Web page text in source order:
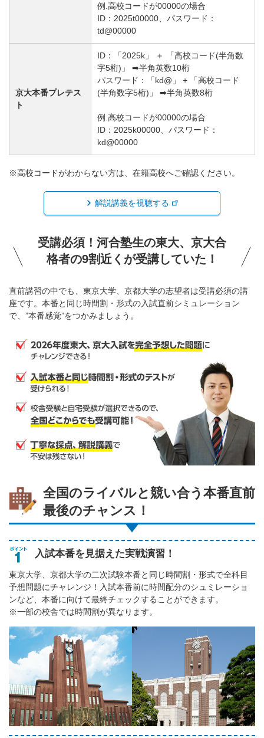
例.高校コードが00000の場合
ID：2025t00000、パスワード：
td@00000
京大本番プレテス
ト
ID：「2025k」 ＋ 「高校コード(半角数
字5桁)」 ➡半角英数10桁
パスワード：「kd@」 + 「高校コード
(半角数字5桁)」 ➡半角英数8桁
例.高校コードが00000の場合
ID：2025k00000、パスワード：
kd@00000
※高校コードがわからない方は、在籍高校へご確認ください。
解説講義を視聴する
受講必須！河合塾生の東大、京大合
格者の9割近くが受講していた！
直前講習の中でも、東京大学、京都大学の志望者は受講必須の講
座です。本番と同じ時間割・形式の入試直前シミュレーション
で、”本番感覚”をつかみましょう。
全国のライバルと競い合う本番直前
最後のチャンス！
入試本番を見据えた実戦演習！
東京大学、京都大学の二次試験本番と同じ時間割・形式で全科目
予想問題にチャレンジ！入試本番前に時間配分のシュミレーショ
ンなど、本番に向けて最終チェックすることができます。
※一部の校舎では時間割が異なります。